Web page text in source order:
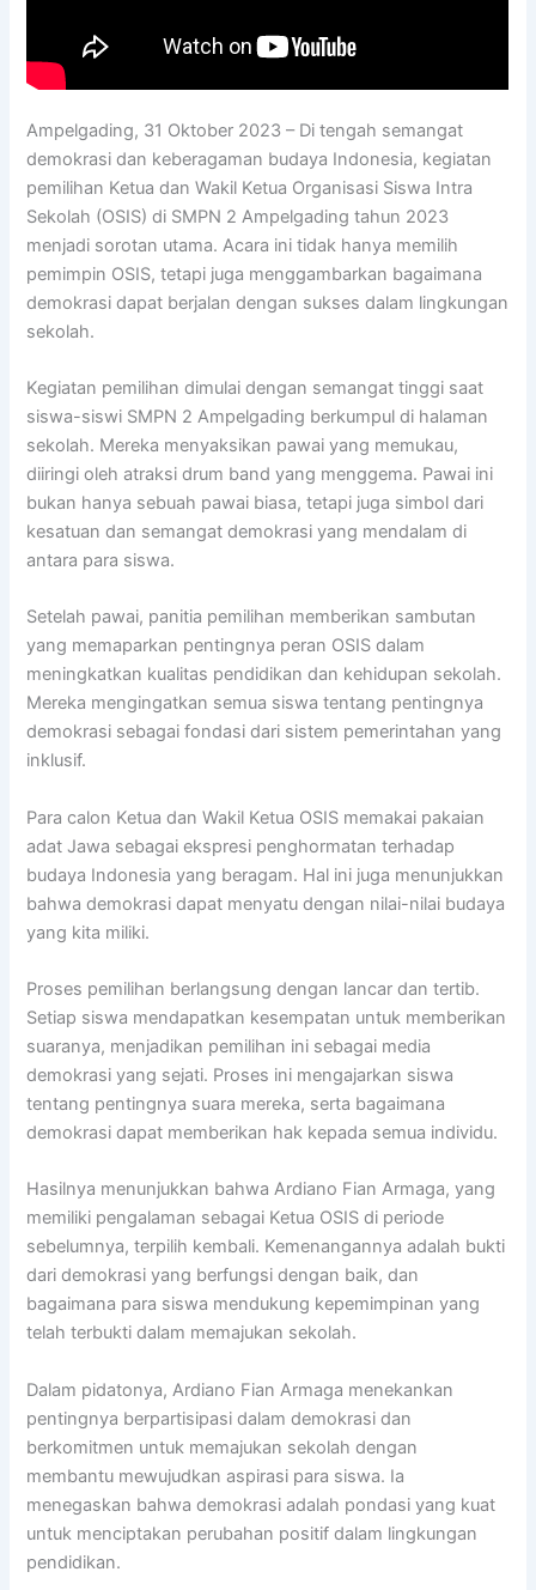
Ampelgading, 31 Oktober 2023 – Di tengah semangat
demokrasi dan keberagaman budaya Indonesia, kegiatan
pemilihan Ketua dan Wakil Ketua Organisasi Siswa Intra
Sekolah (OSIS) di SMPN 2 Ampelgading tahun 2023
menjadi sorotan utama. Acara ini tidak hanya memilih
pemimpin OSIS, tetapi juga menggambarkan bagaimana
demokrasi dapat berjalan dengan sukses dalam lingkungan
sekolah.
Kegiatan pemilihan dimulai dengan semangat tinggi saat
siswa-siswi SMPN 2 Ampelgading berkumpul di halaman
sekolah. Mereka menyaksikan pawai yang memukau,
diiringi oleh atraksi drum band yang menggema. Pawai ini
bukan hanya sebuah pawai biasa, tetapi juga simbol dari
kesatuan dan semangat demokrasi yang mendalam di
antara para siswa.
Setelah pawai, panitia pemilihan memberikan sambutan
yang memaparkan pentingnya peran OSIS dalam
meningkatkan kualitas pendidikan dan kehidupan sekolah.
Mereka mengingatkan semua siswa tentang pentingnya
demokrasi sebagai fondasi dari sistem pemerintahan yang
inklusif.
Para calon Ketua dan Wakil Ketua OSIS memakai pakaian
adat Jawa sebagai ekspresi penghormatan terhadap
budaya Indonesia yang beragam. Hal ini juga menunjukkan
bahwa demokrasi dapat menyatu dengan nilai-nilai budaya
yang kita miliki.
Proses pemilihan berlangsung dengan lancar dan tertib.
Setiap siswa mendapatkan kesempatan untuk memberikan
suaranya, menjadikan pemilihan ini sebagai media
demokrasi yang sejati. Proses ini mengajarkan siswa
tentang pentingnya suara mereka, serta bagaimana
demokrasi dapat memberikan hak kepada semua individu.
Hasilnya menunjukkan bahwa Ardiano Fian Armaga, yang
memiliki pengalaman sebagai Ketua OSIS di periode
sebelumnya, terpilih kembali. Kemenangannya adalah bukti
dari demokrasi yang berfungsi dengan baik, dan
bagaimana para siswa mendukung kepemimpinan yang
telah terbukti dalam memajukan sekolah.
Dalam pidatonya, Ardiano Fian Armaga menekankan
pentingnya berpartisipasi dalam demokrasi dan
berkomitmen untuk memajukan sekolah dengan
membantu mewujudkan aspirasi para siswa. Ia
menegaskan bahwa demokrasi adalah pondasi yang kuat
untuk menciptakan perubahan positif dalam lingkungan
pendidikan.